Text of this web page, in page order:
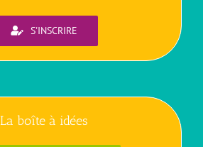
S'INSCRIRE
La boîte à idées